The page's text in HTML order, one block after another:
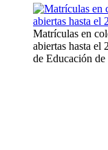
Matrículas en
abiertas hasta el
de Educación